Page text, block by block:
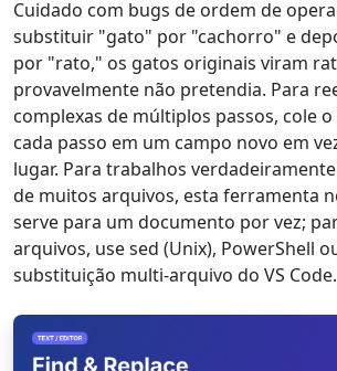
Cuidado com bugs de ordem de
substituir "gato" por "cachorro" e
por "rato," os gatos originais viram
provavelmente não pretendia. Para
complexas de múltiplos passos, cole
cada passo em um campo novo em
lugar. Para trabalhos
de muitos arquivos, esta ferramenta
serve para um documento por vez;
arquivos, use sed (Unix), PowerShell
substituição multi-arquivo do VS Code.